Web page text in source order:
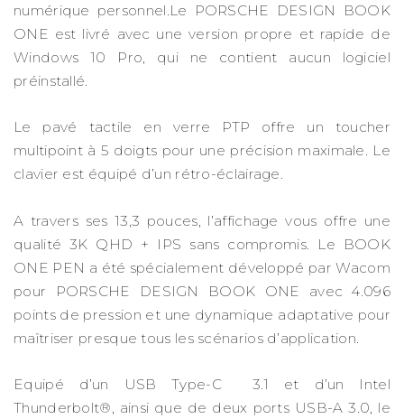
numérique personnel.Le PORSCHE DESIGN BOOK
ONE est livré avec une version propre et rapide de
Windows 10 Pro, qui ne contient aucun logiciel
préinstallé.
Le pavé tactile en verre PTP offre un toucher
multipoint à 5 doigts pour une précision maximale. Le
clavier est équipé d’un rétro-éclairage.
A travers ses 13,3 pouces, l’affichage vous offre une
qualité 3K QHD + IPS sans compromis. Le BOOK
ONE PEN a été spécialement développé par Wacom
pour PORSCHE DESIGN BOOK ONE avec 4.096
points de pression et une dynamique adaptative pour
maîtriser presque tous les scénarios d’application.
Equipé d’un USB Type-C 3.1 et d’un Intel
Thunderbolt®, ainsi que de deux ports USB-A 3.0, le